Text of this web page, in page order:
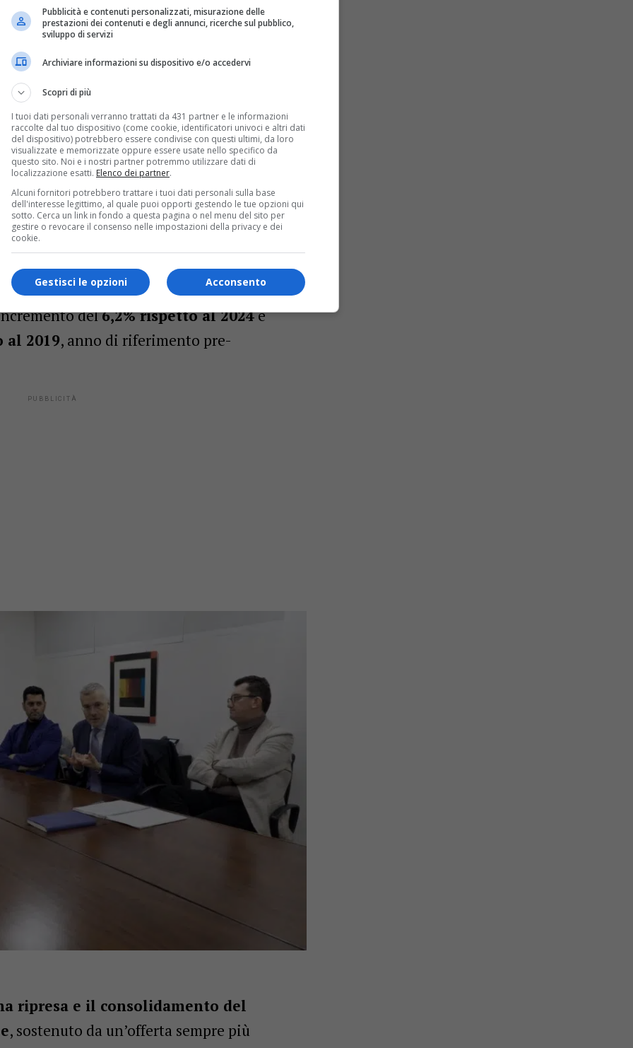
polo d’eccellenza per turismo e salute
non si tratta di una crescita
strategia di medio-lungo periodo che ha
regionale,riducendo lo storico
e le aree interne.
sul 2024 e +20,8% rispetto al
del 2025:oltre 11 milioni di
del6,2% rispetto al 2024e
al 2019, anno di riferimento pre-
ripresa e il consolidamento del
, sostenuto da un’offerta sempre più
Pubblicità e contenuti personalizzati, misurazione delle
prestazioni dei contenuti e degli annunci, ricerche sul pubblico,
sviluppo di servizi
Archiviare informazioni su dispositivo e/o accedervi
Scopri di più
I tuoi dati personali verranno trattati da 431 partner e le informazioni
raccolte dal tuo dispositivo (come cookie, identificatori univoci e altri dati
del dispositivo) potrebbero essere condivise con questi ultimi, da loro
visualizzate e memorizzate oppure essere usate nello specifico da
questo sito. Noi e i nostri partner potremmo utilizzare dati di
localizzazione esatti. Elenco dei partner.
Alcuni fornitori potrebbero trattare i tuoi dati personali sulla base
dell'interesse legittimo, al quale puoi opporti gestendo le tue opzioni qui
sotto. Cerca un link in fondo a questa pagina o nel menu del sito per
gestire o revocare il consenso nelle impostazioni della privacy e dei
cookie.
Acconsento
Gestisci le opzioni